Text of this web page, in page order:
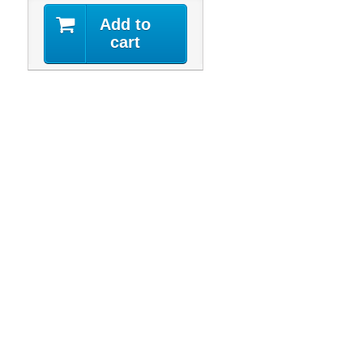
Add to
cart